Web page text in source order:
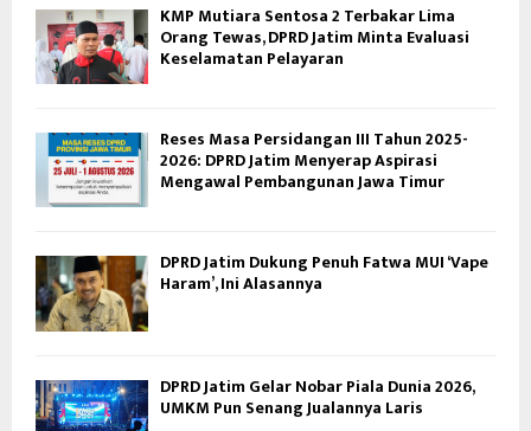
KMP Mutiara Sentosa 2 Terbakar Lima
Orang Tewas, DPRD Jatim Minta Evaluasi
Keselamatan Pelayaran
Reses Masa Persidangan III Tahun 2025-
2026: DPRD Jatim Menyerap Aspirasi
Mengawal Pembangunan Jawa Timur
DPRD Jatim Dukung Penuh Fatwa MUI ‘Vape
Haram’, Ini Alasannya
DPRD Jatim Gelar Nobar Piala Dunia 2026,
UMKM Pun Senang Jualannya Laris